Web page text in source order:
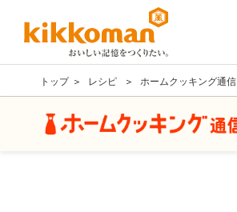
トップ レシピ ホームクッキング通信